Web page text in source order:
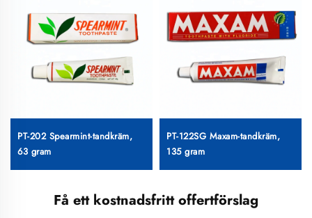
PT-202 Spearmint-tandkräm,
63 gram
PT-122SG Maxam-tandkräm,
135 gram
Få ett kostnadsfritt offertförslag